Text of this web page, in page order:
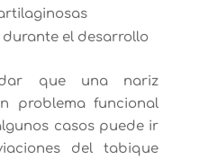
el desarrollo
que una nariz
problema funcional
casos puede ir
del tabique